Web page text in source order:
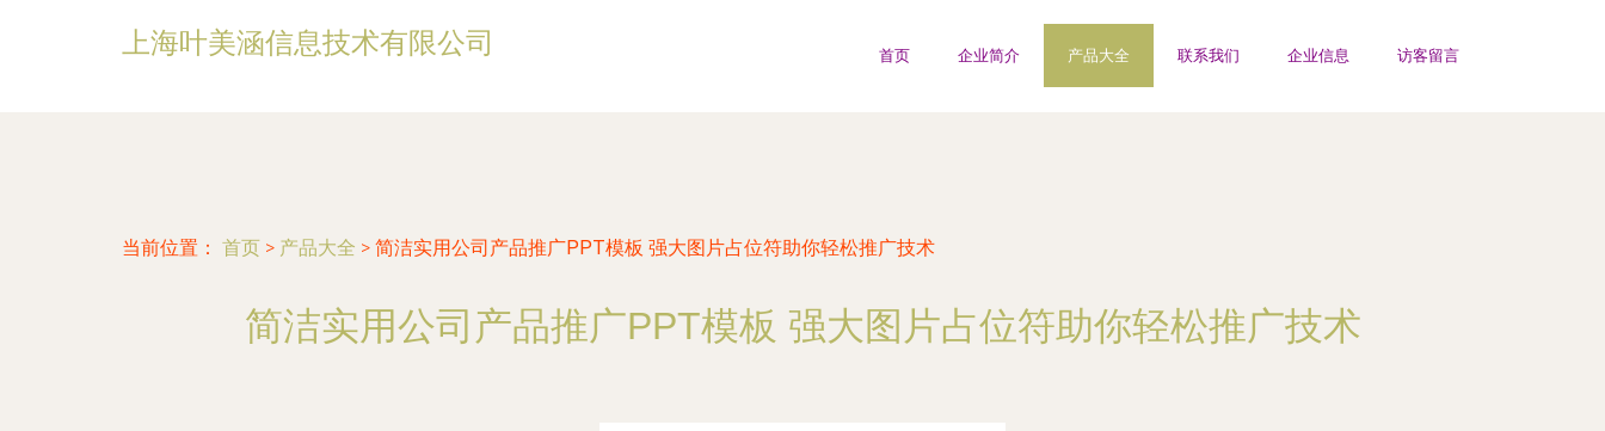
上海叶美涵信息技术有限公司 首页 企业简介 产品大全 联系我们 企业信息 访客留言
当前位置： 首页 > 产品大全 > 简洁实用公司产品推广PPT模板 强大图片占位符助你轻松推广技术
简洁实用公司产品推广PPT模板 强大图片占位符助你轻松推广技术